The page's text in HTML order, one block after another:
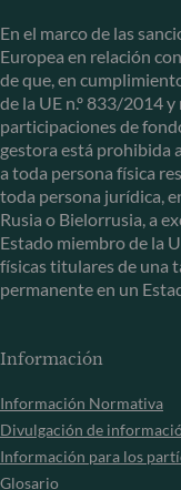
En el marco de las
Europea en relación
de que, en
de la UE n.º 833/2014
participaciones de
gestora está prohibida
a toda persona física
toda persona jurídica,
Rusia o Bielorrusia, a
Estado miembro de la
físicas titulares de una
permanente en un
Información
Información Normativa
Divulgación de
Información para los
Glosario